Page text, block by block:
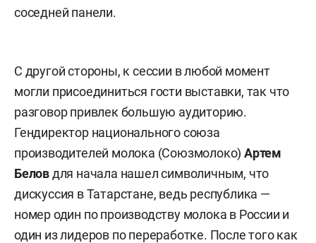
соседней панели.
С другой стороны, к сессии в любой момент
могли присоединиться гости выставки, так что
разговор привлек большую аудиторию.
Гендиректор национального союза
производителей молока (Союзмолоко) Артем
Беловдля начала нашел символичным, что
дискуссия в Татарстане, ведь республика —
номер один по производству молока в России и
один из лидеров по переработке. После того как